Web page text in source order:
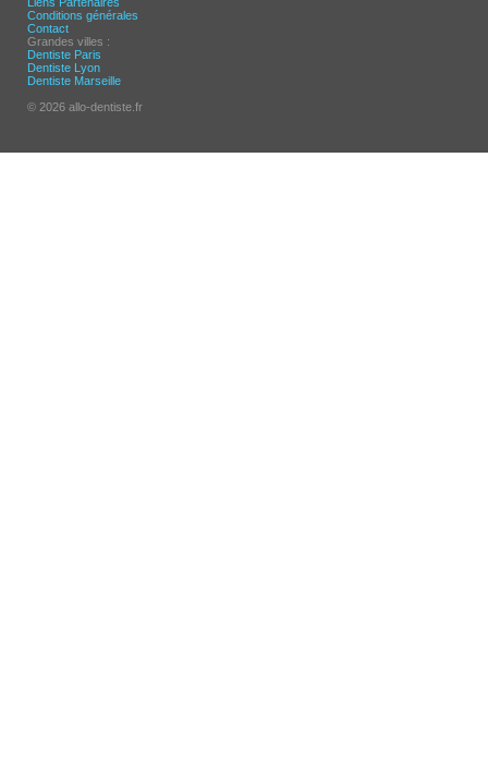
Conditions générales
Contact
Grandes villes :
Dentiste Paris
Dentiste Lyon
Dentiste Marseille
© 2026 allo-dentiste.fr